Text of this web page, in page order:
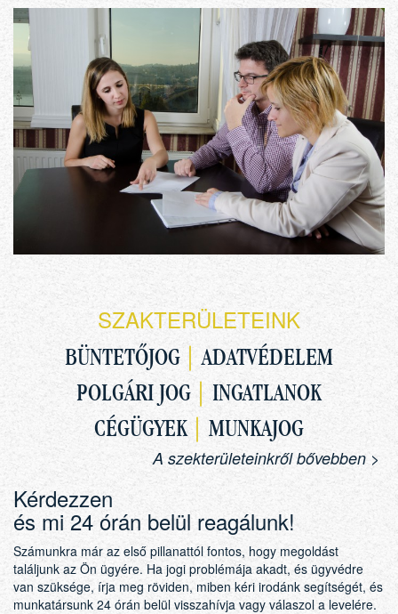
SZAKTERÜLETEINK
BÜNTETŐJOG |ADATVÉDELEM
POLGÁRI JOG
|INGATLANOK
CÉGÜGYEK
MUNKAJOG
A szekterületeinkről bővebben >
Kérdezzen
és mi 24 órán belül reagálunk!
Számunkra már az első pillanattól fontos, hogy megoldást
találjunk az Ön ügyére. Ha jogi problémája akadt, és ügyvédre
van szüksége, írja meg röviden, miben kéri irodánk segítségét, és
munkatársunk 24 órán belül visszahívja vagy válaszol a levelére.